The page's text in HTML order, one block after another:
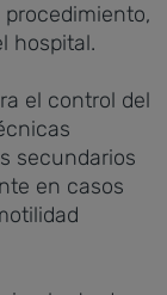
hospital.
el control del
secundarios
en casos